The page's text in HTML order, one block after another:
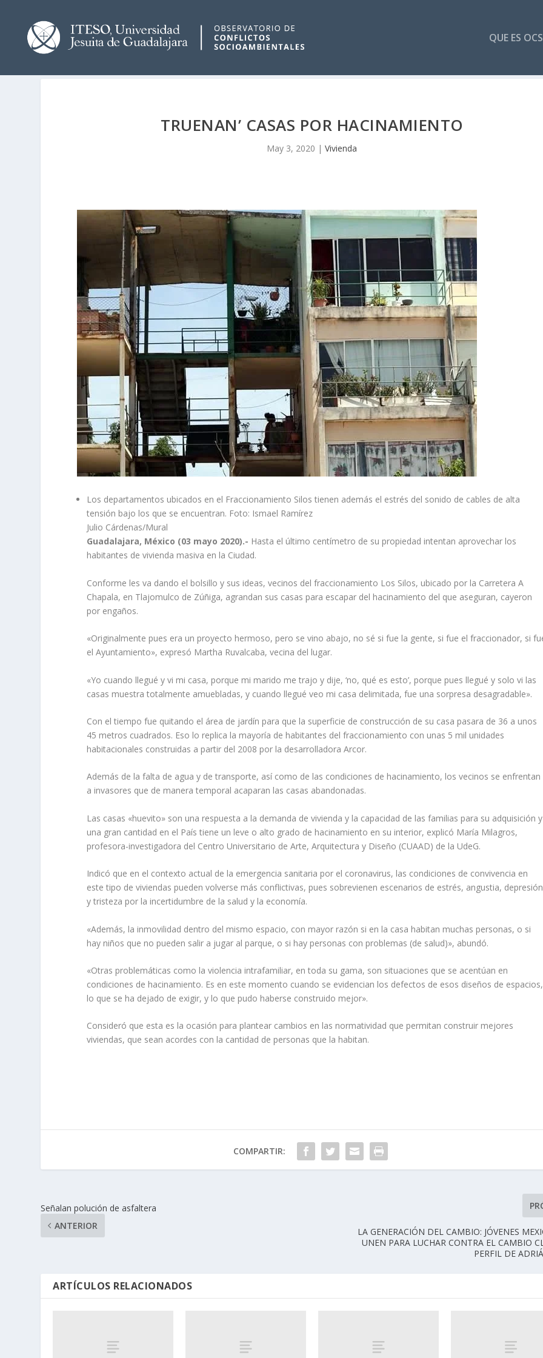
QUE ES
TRUENAN’ CASAS POR HACINAMIENTO
May 3, 2020 |Vivienda
Los departamentos ubicados en el Fraccionamiento Silos tienen además el estrés del sonido de cables de alta
tensión bajo los que se encuentran. Foto: Ismael Ramírez
Julio Cárdenas/Mural
Guadalajara, México (03 mayo 2020).- Hasta el último centímetro de su propiedad intentan aprovechar los
habitantes de vivienda masiva en la Ciudad.
Conforme les va dando el bolsillo y sus ideas, vecinos del fraccionamiento Los Silos, ubicado por la Carretera A
Chapala, en Tlajomulco de Zúñiga, agrandan sus casas para escapar del hacinamiento del que aseguran, cayeron
por engaños.
«Originalmente pues era un proyecto hermoso, pero se vino abajo, no sé si fue la gente, si fue el fraccionador, si
el Ayuntamiento», expresó Martha Ruvalcaba, vecina del lugar.
«Yo cuando llegué y vi mi casa, porque mi marido me trajo y dije, ‘no, qué es esto’, porque pues llegué y solo vi las
casas muestra totalmente amuebladas, y cuando llegué veo mi casa delimitada, fue una sorpresa desagradable».
Con el tiempo fue quitando el área de jardín para que la superficie de construcción de su casa pasara de 36 a unos
45 metros cuadrados. Eso lo replica la mayoría de habitantes del fraccionamiento con unas 5 mil unidades
habitacionales construidas a partir del 2008 por la desarrolladora Arcor.
Además de la falta de agua y de transporte, así como de las condiciones de hacinamiento, los vecinos se enfrentan
a invasores que de manera temporal acaparan las casas abandonadas.
Las casas «huevito» son una respuesta a la demanda de vivienda y la capacidad de las familias para su adquisición y
una gran cantidad en el País tiene un leve o alto grado de hacinamiento en su interior, explicó María Milagros,
profesora-investigadora del Centro Universitario de Arte, Arquitectura y Diseño (CUAAD) de la UdeG.
Indicó que en el contexto actual de la emergencia sanitaria por el coronavirus, las condiciones de convivencia en
este tipo de viviendas pueden volverse más conflictivas, pues sobrevienen escenarios de estrés, angustia, depresión
y tristeza por la incertidumbre de la salud y la economía.
«Además, la inmovilidad dentro del mismo espacio, con mayor razón si en la casa habitan muchas personas, o si
hay niños que no pueden salir a jugar al parque, o si hay personas con problemas (de salud)», abundó.
«Otras problemáticas como la violencia intrafamiliar, en toda su gama, son situaciones que se acentúan en
condiciones de hacinamiento. Es en este momento cuando se evidencian los defectos de esos diseños de espacios,
lo que se ha dejado de exigir, y lo que pudo haberse construido mejor».
Consideró que esta es la ocasión para plantear cambios en las normatividad que permitan construir mejores
viviendas, que sean acordes con la cantidad de personas que la habitan.
COMPARTIR:
Señalan polución de asfaltera
ANTERIOR
LA GENERACIÓN DEL CAMBIO: JÓVENES
UNEN PARA LUCHAR CONTRA EL CAMBIO
PERFIL DE
ARTÍCULOS RELACIONADOS